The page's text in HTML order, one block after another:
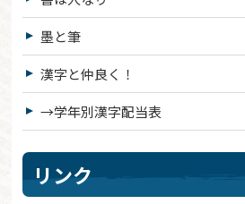
墨と筆
漢字と仲良く！
→学年別漢字配当表
リンク